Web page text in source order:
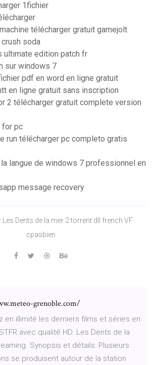
1fichier
télécharger gratuit gamejolt
soda
ultimate edition patch fr
sur windows 7
pdf en word en ligne gratuit
en ligne gratuit sans inscription
2 télécharger gratuit complete version
for pc
run télécharger pc completo gratis
langue de windows 7 professionnel en
message recovery
Les Dents de la mer 2 torrent dll french VF
cpasbien
grenoble.com/
en illimité les derniers films et séries en
avec qualité HD. Les Dents de la
Synopsis et détails: Plusieurs
se produisent autour de la station